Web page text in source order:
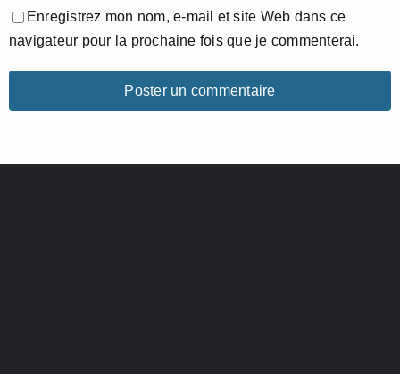
Enregistrez mon nom, e-mail et site Web dans ce
navigateur pour la prochaine fois que je commenterai.